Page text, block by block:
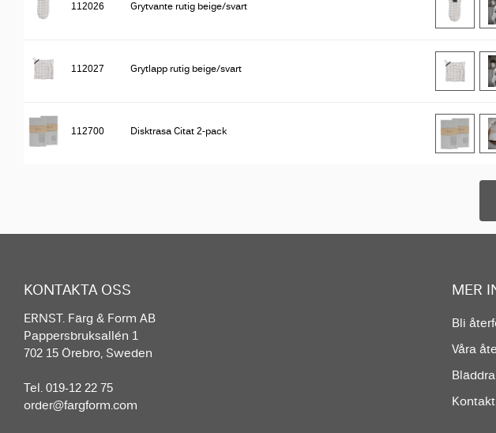
112026 Grytvante rutig beige/svart
112027 Grytlapp rutig beige/svart
112700 Disktrasa Citat 2-pack
KONTAKTA OSS
ERNST. Färg & Form AB
Pappersbruksallén 1
702 15 Örebro, Sweden
Tel. 019-12 22 75
order@fargform.com
MER
Bli
Våra